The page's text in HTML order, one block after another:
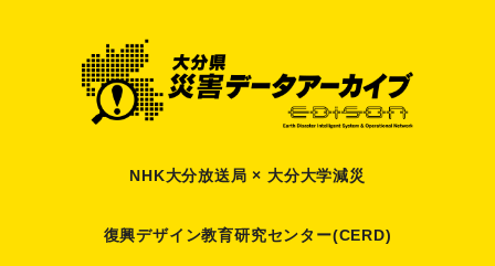
NHK大分放送局 × 大分大学減災
復興デザイン教育研究センター(CERD)